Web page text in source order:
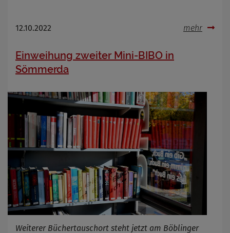
12.10.2022 mehr
Einweihung zweiter Mini-BIBO in
Sömmerda
Weiterer Büchertauschort steht jetzt am Böblinger